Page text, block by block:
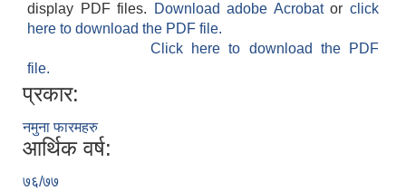
display PDF files.
Download adobe Acrobatorclick
here to download the PDF file.
Click here to download the PDF
file.
प्रकार:
नमुना फारमहरु
आर्थिक वर्ष:
७६/७७